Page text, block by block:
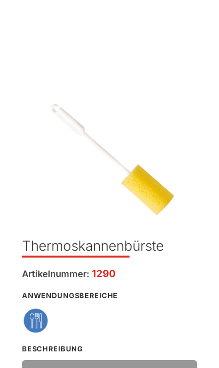
Thermoskannenbürste
Artikelnummer: 1290
ANWENDUNGSBEREICHE
BESCHREIBUNG